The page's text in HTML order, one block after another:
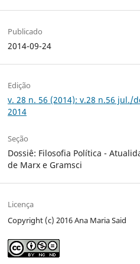
Publicado
2014-09-24
Edição
v. 28 n. 56 (2014): v.28 n.56 jul./
2014
Seção
Dossiê: Filosofia Política -
de Marx e Gramsci
Licença
Copyright (c) 2016 Ana Maria Said